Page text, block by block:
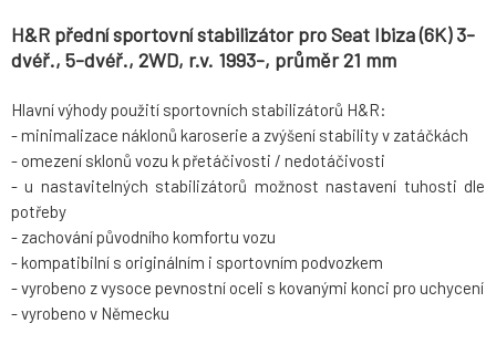
H&R přední sportovní stabilizátor pro Seat Ibiza (6K) 3-
dvéř., 5-dvéř., 2WD, r.v. 1993-, průměr 21 mm
Hlavní výhody použití sportovních stabilizátorů H&R:
- minimalizace náklonů karoserie a zvýšení stability v zatáčkách
- omezení sklonů vozu k přetáčivosti / nedotáčivosti
- u nastavitelných stabilizátorů možnost nastavení tuhosti dle
potřeby
- zachování původního komfortu vozu
- kompatibilní s originálním i sportovním podvozkem
- vyrobeno z vysoce pevnostní oceli s kovanými konci pro uchycení
- vyrobeno v Německu